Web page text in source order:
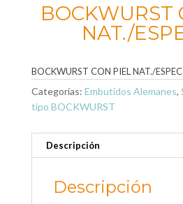
BOCKWURST
NAT./
BOCKWURST CON PIEL NAT./
Categorías: Embutidos Alemanes,
tipo BOCKWURST
Descripción
Descripción